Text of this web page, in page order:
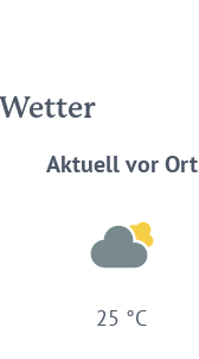
Wetter
Aktuell vor Ort
25 °C